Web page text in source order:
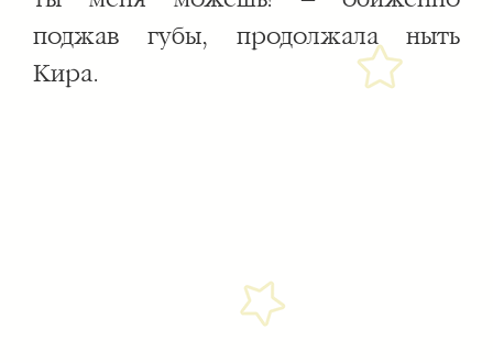
поджав губы, продолжала ныть
Кира.